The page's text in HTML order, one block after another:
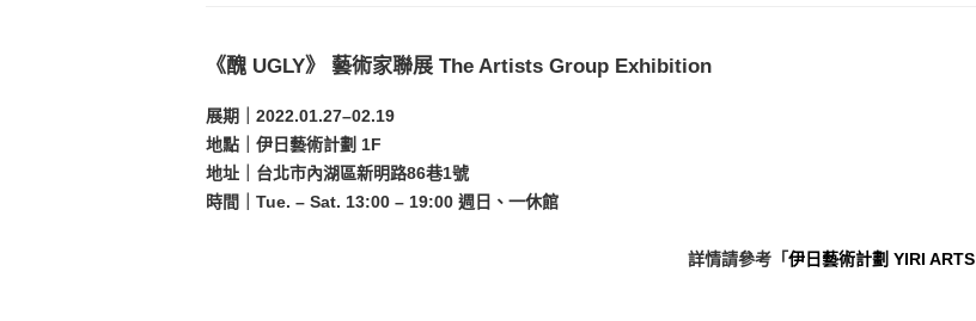
《醜 UGLY》 藝術家聯展 The Artists Group Exhibition
展期｜2022.01.27–02.19
地點｜伊日藝術計劃 1F
地址｜台北市內湖區新明路86巷1號
時間｜Tue. – Sat. 13:00 – 19:00 週日、一休館
詳情請參考「伊日藝術計劃 YIRI ARTS